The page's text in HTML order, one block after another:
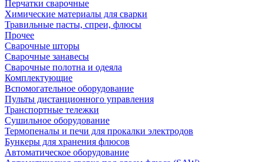
Перчатки сварочные
Химические материалы для сварки
Травильные пасты, спреи, флюсы
Прочее
Сварочные шторы
Сварочные занавесы
Сварочные полотна и одеяла
Комплектующие
Вспомогательное оборудование
Пульты дистанционного управления
Транспортные тележки
Сушильное оборудование
Термопеналы и печи для прокалки электродов
Бункеры для хранения флюсов
Автоматическое оборудование